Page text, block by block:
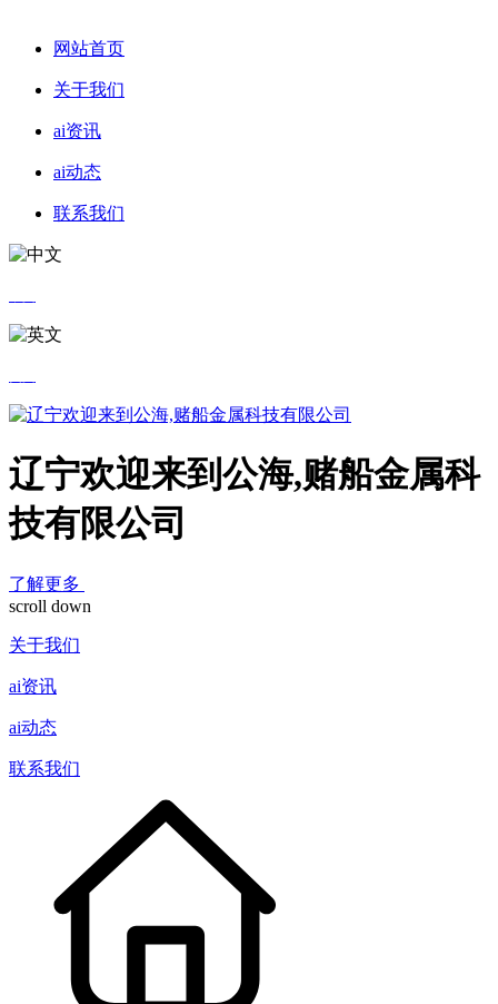
网站首页
关于我们
ai资讯
ai动态
联系我们
辽宁欢迎来到公海,赌船金属科
技有限公司
了解更多
scroll down
关于我们
ai资讯
ai动态
联系我们